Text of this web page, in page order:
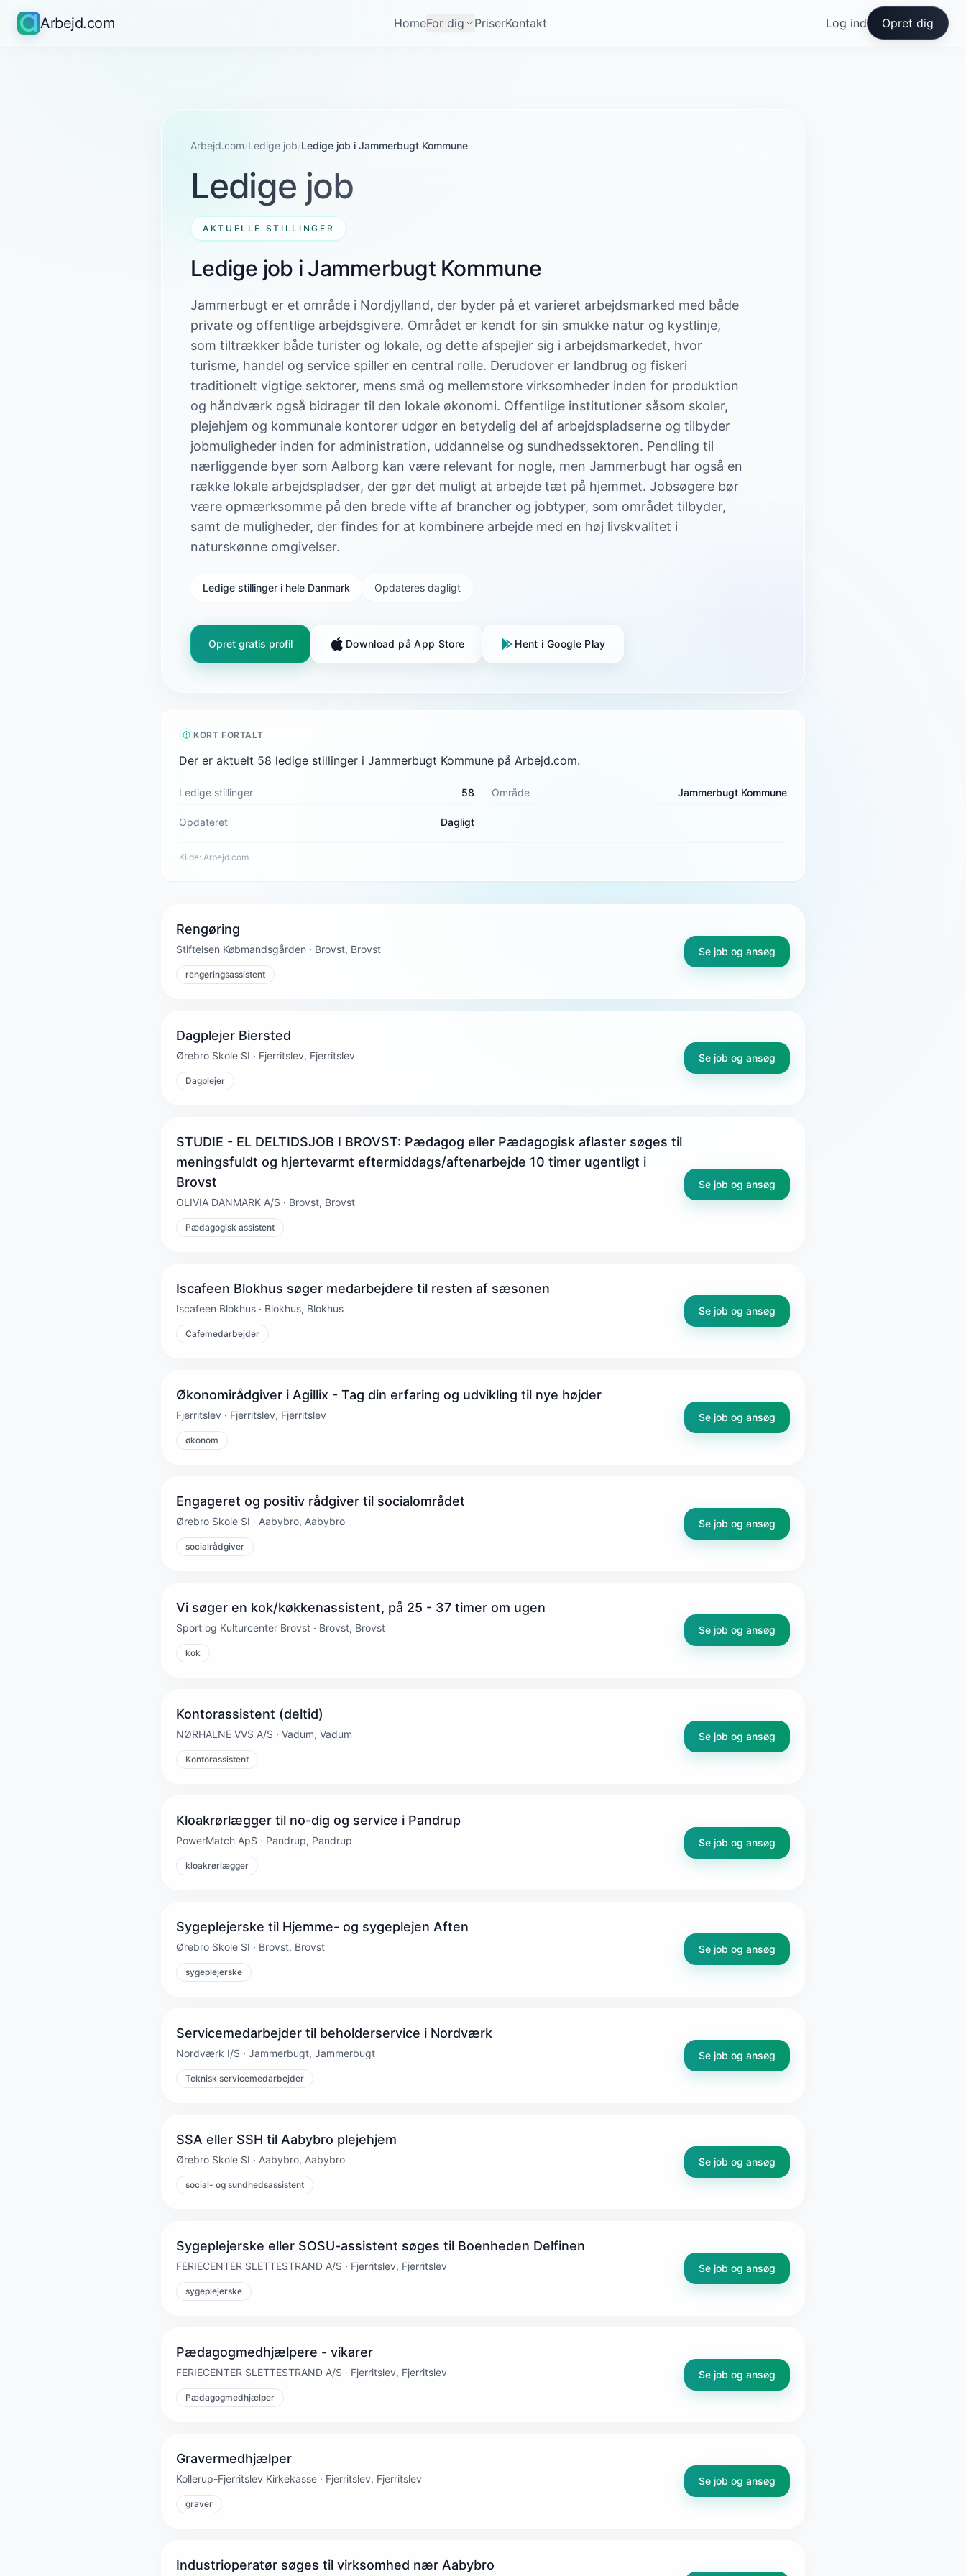
Arbejd.com HomeFor dig PriserKontakt Log ind Opret dig
Arbejd.com/Ledige job/Ledige job i Jammerbugt Kommune
Ledige job
AKTUELLE STILLINGER
Ledige job i Jammerbugt Kommune
Jammerbugt er et område i Nordjylland, der byder på et varieret arbejdsmarked med både
private og offentlige arbejdsgivere. Området er kendt for sin smukke natur og kystlinje,
som tiltrækker både turister og lokale, og dette afspejler sig i arbejdsmarkedet, hvor
turisme, handel og service spiller en central rolle. Derudover er landbrug og fiskeri
traditionelt vigtige sektorer, mens små og mellemstore virksomheder inden for produktion
og håndværk også bidrager til den lokale økonomi. Offentlige institutioner såsom skoler,
plejehjem og kommunale kontorer udgør en betydelig del af arbejdspladserne og tilbyder
jobmuligheder inden for administration, uddannelse og sundhedssektoren. Pendling til
nærliggende byer som Aalborg kan være relevant for nogle, men Jammerbugt har også en
række lokale arbejdspladser, der gør det muligt at arbejde tæt på hjemmet. Jobsøgere bør
være opmærksomme på den brede vifte af brancher og jobtyper, som området tilbyder,
samt de muligheder, der findes for at kombinere arbejde med en høj livskvalitet i
naturskønne omgivelser.
Ledige stillinger i hele Danmark Opdateres dagligt
Opret gratis profil Download på App Store Hent i Google Play
KORT FORTALT
Der er aktuelt 58 ledige stillinger i Jammerbugt Kommune på Arbejd.com.
Ledige stillinger 58 Område Jammerbugt Kommune
Opdateret Dagligt
Kilde: Arbejd.com
Rengøring
Stiftelsen Købmandsgården · Brovst, Brovst
rengøringsassistent
Se job og ansøg
Dagplejer Biersted
Ørebro Skole SI · Fjerritslev, Fjerritslev
Dagplejer
Se job og ansøg
STUDIE - EL DELTIDSJOB I BROVST: Pædagog eller Pædagogisk aflaster søges til
meningsfuldt og hjertevarmt eftermiddags/aftenarbejde 10 timer ugentligt i
Brovst
OLIVIA DANMARK A/S · Brovst, Brovst
Pædagogisk assistent
Se job og ansøg
Iscafeen Blokhus søger medarbejdere til resten af sæsonen
Iscafeen Blokhus · Blokhus, Blokhus
Cafemedarbejder
Se job og ansøg
Økonomirådgiver i Agillix - Tag din erfaring og udvikling til nye højder
Fjerritslev · Fjerritslev, Fjerritslev
økonom
Se job og ansøg
Engageret og positiv rådgiver til socialområdet
Ørebro Skole SI · Aabybro, Aabybro
socialrådgiver
Se job og ansøg
Vi søger en kok/køkkenassistent, på 25 - 37 timer om ugen
Sport og Kulturcenter Brovst · Brovst, Brovst
kok
Se job og ansøg
Kontorassistent (deltid)
NØRHALNE VVS A/S · Vadum, Vadum
Kontorassistent
Se job og ansøg
Kloakrørlægger til no-dig og service i Pandrup
PowerMatch ApS · Pandrup, Pandrup
kloakrørlægger
Se job og ansøg
Sygeplejerske til Hjemme- og sygeplejen Aften
Ørebro Skole SI · Brovst, Brovst
sygeplejerske
Se job og ansøg
Servicemedarbejder til beholderservice i Nordværk
Nordværk I/S · Jammerbugt, Jammerbugt
Teknisk servicemedarbejder
Se job og ansøg
SSA eller SSH til Aabybro plejehjem
Ørebro Skole SI · Aabybro, Aabybro
social- og sundhedsassistent
Se job og ansøg
Sygeplejerske eller SOSU-assistent søges til Boenheden Delfinen
FERIECENTER SLETTESTRAND A/S · Fjerritslev, Fjerritslev
sygeplejerske
Se job og ansøg
Pædagogmedhjælpere - vikarer
FERIECENTER SLETTESTRAND A/S · Fjerritslev, Fjerritslev
Pædagogmedhjælper
Se job og ansøg
Gravermedhjælper
Kollerup-Fjerritslev Kirkekasse · Fjerritslev, Fjerritslev
graver
Se job og ansøg
Industrioperatør søges til virksomhed nær Aabybro